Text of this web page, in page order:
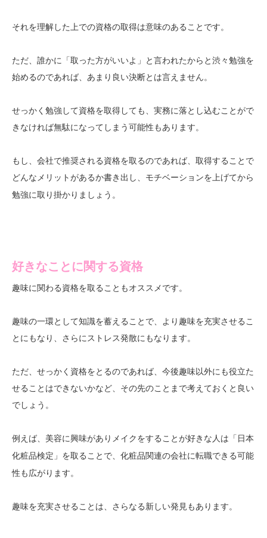
それを理解した上での資格の取得は意味のあることです。
ただ、誰かに「取った方がいいよ」と言われたからと渋々勉強を
始めるのであれば、あまり良い決断とは言えません。
せっかく勉強して資格を取得しても、実務に落とし込むことがで
きなければ無駄になってしまう可能性もあります。
もし、会社で推奨される資格を取るのであれば、取得することで
どんなメリットがあるか書き出し、モチベーションを上げてから
勉強に取り掛かりましょう。
好きなことに関する資格
趣味に関わる資格を取ることもオススメです。
趣味の一環として知識を蓄えることで、より趣味を充実させるこ
とにもなり、さらにストレス発散にもなります。
ただ、せっかく資格をとるのであれば、今後趣味以外にも役立た
せることはできないかなど、その先のことまで考えておくと良い
でしょう。
例えば、美容に興味がありメイクをすることが好きな人は 「日本
化粧品検定」 を取ることで、化粧品関連の会社に転職できる可能
性も広がります。
趣味を充実させることは、さらなる新しい発見もあります。